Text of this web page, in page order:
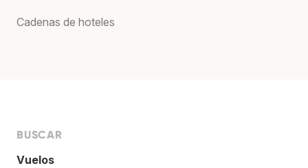
Cadenas de hoteles
BUSCAR
Vuelos